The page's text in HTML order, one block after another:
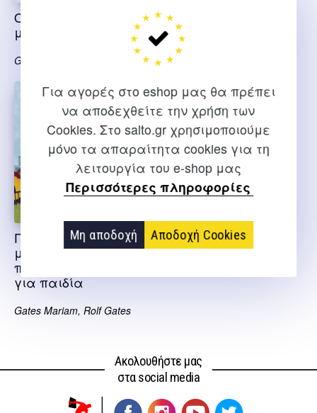
Για αγορές στο eshop μας θα πρέπει
να αποδεχθείτε την χρήση των
Cookies. Στο salto.gr χρησιμοποιούμε
μόνο τα απαραίτητα cookies για τη
λειτουργία του e-shop μας
Περισσότερες πληροφορίες
Μη αποδοχή Αποδοχή Cookies
Όμορφη καλημέρα
με γιόγκα
Gates Mariam
Γλυκιά καληνύχτα
με γιόγκα
Gates Mariam
Γιόγκα με φίλους
μια ομαδική
περιπέτεια πόζα
για παιδία
Gates Mariam, Rolf Gates
Ακολουθήστε μας
στα social media